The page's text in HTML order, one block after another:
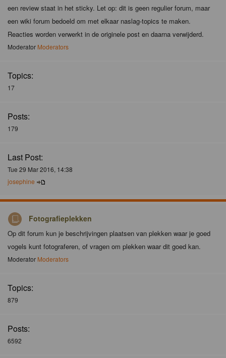
een review staat in het sticky. Let op: dit is geen regulier forum, maar
een wiki forum bedoeld om met elkaar naslag-topics te maken.
Reacties worden verwerkt in de originele post en daarna verwijderd.
Moderator Moderators
Topics:
17
Posts:
179
Last Post:
Tue 29 Mar 2016, 14:38
josephine
Fotografieplekken
Op dit forum kun je beschrijvingen plaatsen van plekken waar je goed
vogels kunt fotograferen, of vragen om plekken waar dit goed kan.
Moderator Moderators
Topics:
879
Posts:
6592